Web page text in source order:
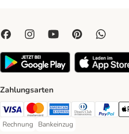
Zahlungsarten
Visa Payment Method
Mastercard Payment Method
American Express
Diners Club
PayPal
Rechnung
Rechnung Payment Method
Bankeinzug
Bankeinzug Payment Method